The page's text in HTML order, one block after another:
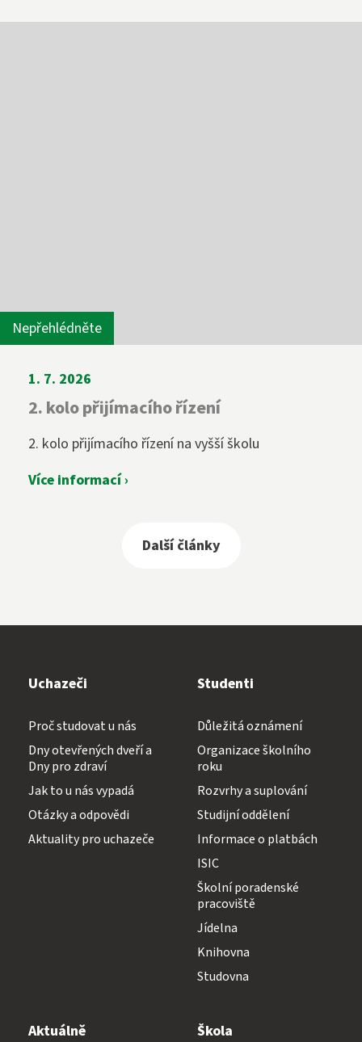
Nepřehlédněte
1. 7. 2026
2. kolo přijímacího řízení
2. kolo přijímacího řízení na vyšší školu
Více informací ›
Další články
Uchazeči
Proč studovat u nás
Dny otevřených dveří a
Dny pro zdraví
Jak to u nás vypadá
Otázky a odpovědi
Aktuality pro uchazeče
Studenti
Důležitá oznámení
Organizace školního
roku
Rozvrhy a suplování
Studijní oddělení
Informace o platbách
ISIC
Školní poradenské
pracoviště
Jídelna
Knihovna
Studovna
Aktuálně Škola